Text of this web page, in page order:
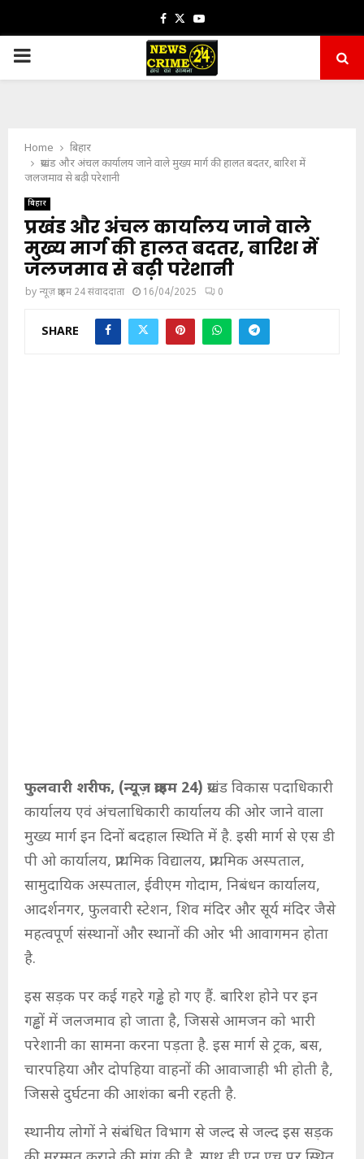
Facebook
TwitterYoutube
PRIMARY
Home
बिहार
प्रखंड और अंचल कार्यालय जाने वाले मुख्य मार्ग की हालत बदतर, बारिश में
जलजमाव से बढ़ी परेशानी
बिहार
प्रखंड और अंचल कार्यालय जाने वाले
मुख्य मार्ग की हालत बदतर, बारिश में
जलजमाव से बढ़ी परेशानी
byन्यूज़ क्राइम 24 संवाददाता 16/04/2025 0
SHARE
फुलवारी शरीफ, (न्यूज़ क्राइम 24) प्रखंड विकास पदाधिकारी
कार्यालय एवं अंचलाधिकारी कार्यालय की ओर जाने वाला
मुख्य मार्ग इन दिनों बदहाल स्थिति में है. इसी मार्ग से एस डी
पी ओ कार्यालय, प्राथमिक विद्यालय, प्राथमिक अस्पताल,
सामुदायिक अस्पताल, ईवीएम गोदाम, निबंधन कार्यालय,
आदर्शनगर, फुलवारी स्टेशन, शिव मंदिर और सूर्य मंदिर जैसे
महत्वपूर्ण संस्थानों और स्थानों की ओर भी आवागमन होता
है.
इस सड़क पर कई गहरे गड्ढे हो गए हैं. बारिश होने पर इन
गड्ढों में जलजमाव हो जाता है, जिससे आमजन को भारी
परेशानी का सामना करना पड़ता है. इस मार्ग से ट्रक, बस,
चारपहिया और दोपहिया वाहनों की आवाजाही भी होती है,
जिससे दुर्घटना की आशंका बनी रहती है.
स्थानीय लोगों ने संबंधित विभाग से जल्द से जल्द इस सड़क